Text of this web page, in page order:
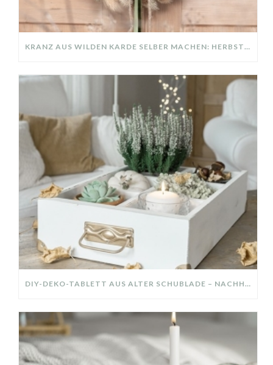
KRANZ AUS WILDEN KARDE SELBER MACHEN: HERBSTDEKO GANZ EINFACH
DIY-DEKO-TABLETT AUS ALTER SCHUBLADE – NACHHALTIGE HERBSTDEKO SELBER MACHEN!